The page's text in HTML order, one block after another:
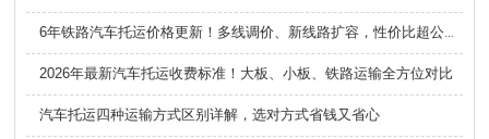
6年铁路汽车托运价格更新！多线调价、新线路扩容，性价比超公路大板车
2026年最新汽车托运收费标准！大板、小板、铁路运输全方位对比
汽车托运四种运输方式区别详解，选对方式省钱又省心